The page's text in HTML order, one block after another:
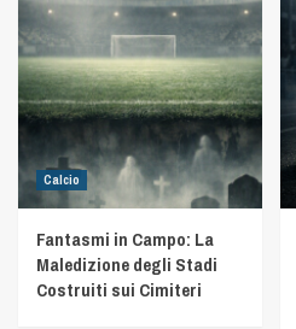
Calcio
Fantasmi in Campo: La
Maledizione degli Stadi
Costruiti sui Cimiteri